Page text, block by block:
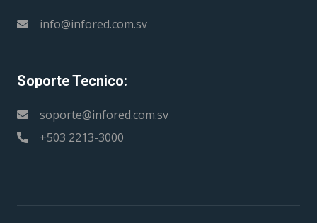
info@infored.com.sv
Soporte Tecnico:
soporte@infored.com.sv
+503 2213-3000